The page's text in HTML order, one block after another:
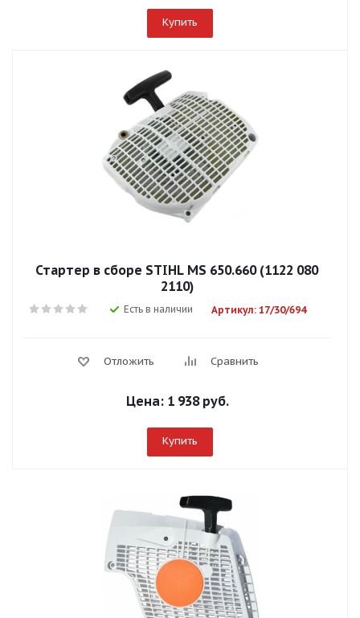
Купить
Стартер в сборе STIHL MS 650.660 (1122 080
2110)
Есть в наличии Артикул: 17/30/694
Отложить Сравнить
Цена: 1 938 руб.
Купить